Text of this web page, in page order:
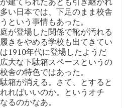
い日本では、下足のまま校舎
という事情もあった。
が登場した関係で靴が汚れる
きをやめる学校も出てきてい
1910年代に登場したようだ
大な下駄箱スペースというの
舎の特色ではあった。
箱が消える。さて、とすると
ればいいのか。というオチ
るのかなあ。